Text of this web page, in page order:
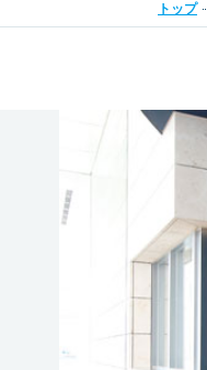
工場・倉庫
トップ